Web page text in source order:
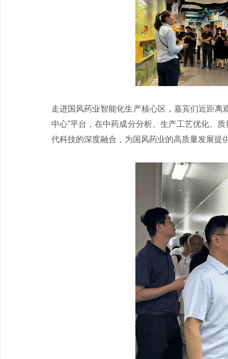
走进国风药业智能化生产核心区，嘉宾们近距
中心”平台，在中药成分分析、生产工艺优化、
代科技的深度融合，为国风药业的高质量发展提